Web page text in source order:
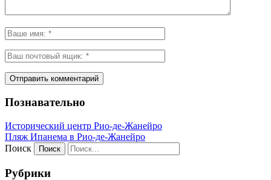
Познавательно
Исторический центр Рио-де-Жанейро
Пляж Ипанема в Рио-де-Жанейро
Поиск
Рубрики